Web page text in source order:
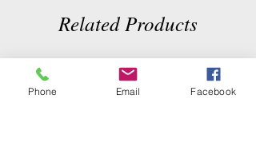
Langue :Français
ISBN-13:978-1409558903
Related Products
Phone Email Facebook